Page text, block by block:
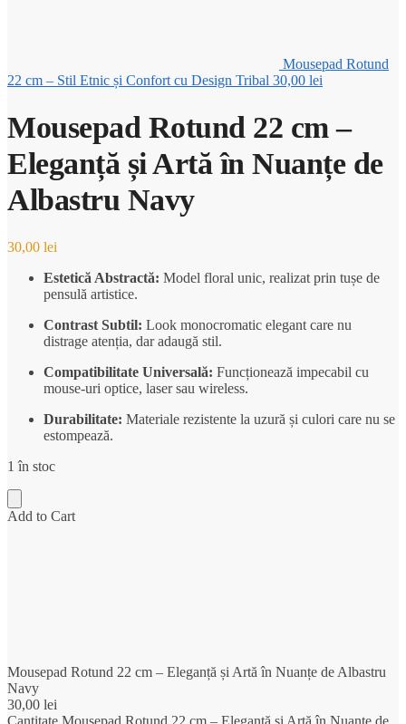
Mousepad Rotund
22 cm – Stil Etnic și Confort cu Design Tribal 30,00 lei
Mousepad Rotund 22 cm –
Eleganță și Artă în Nuanțe de
Albastru Navy
30,00 lei
Estetică Abstractă: Model floral unic, realizat prin tușe de
pensulă artistice.
Contrast Subtil: Look monocromatic elegant care nu
distrage atenția, dar adaugă stil.
Compatibilitate Universală: Funcționează impecabil cu
mouse-uri optice, laser sau wireless.
Durabilitate: Materiale rezistente la uzură și culori care nu se
estompează.
1 în stoc
Add to Cart
Mousepad Rotund 22 cm – Eleganță și Artă în Nuanțe de Albastru
Navy
30,00 lei
Cantitate Mousepad Rotund 22 cm – Eleganță și Artă în Nuanțe de